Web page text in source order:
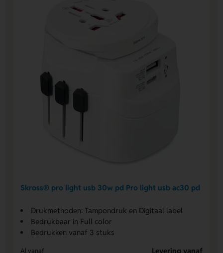
Skross® pro light usb 30w pd Pro light usb ac30 pd
Drukmethoden: Tampondruk en Digitaal label
Bedrukbaar in Full color
Bedrukken vanaf 3 stuks
Al vanaf
Levering vanaf